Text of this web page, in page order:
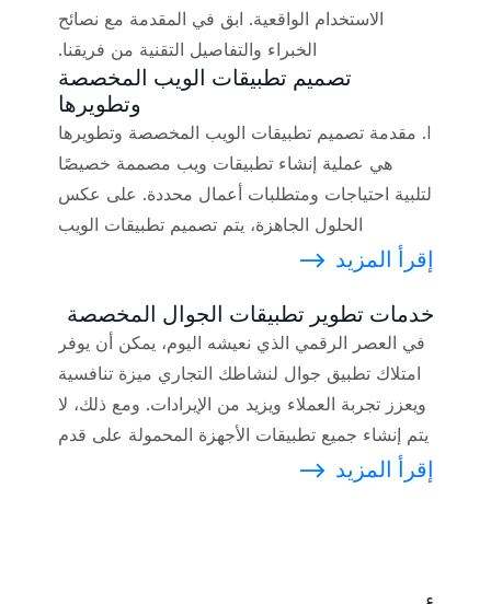
الاستخدام الواقعية. ابق في المقدمة مع نصائح
الخبراء والتفاصيل التقنية من فريقنا.
تصميم تطبيقات الويب المخصصة
وتطويرها
I. مقدمة تصميم تطبيقات الويب المخصصة وتطويرها
هي عملية إنشاء تطبيقات ويب مصممة خصيصًا
لتلبية احتياجات ومتطلبات أعمال محددة. على عكس
الحلول الجاهزة، يتم تصميم تطبيقات الويب
المخصصة وبناؤها من الصفر لتوفير تجربة مستخدم
عصرنا الرقمي اليوم، [...].
إقرأ المزيد ⟶
خدمات تطوير تطبيقات الجوال المخصصة
في العصر الرقمي الذي نعيشه اليوم، يمكن أن يوفر
امتلاك تطبيق جوال لنشاطك التجاري ميزة تنافسية
ويعزز تجربة العملاء ويزيد من الإيرادات. ومع ذلك، لا
يتم إنشاء جميع تطبيقات الأجهزة المحمولة على قدم
المساواة، وقد لا يعمل نهج قطع ملفات تعريفإقرأ المزيد ⟶